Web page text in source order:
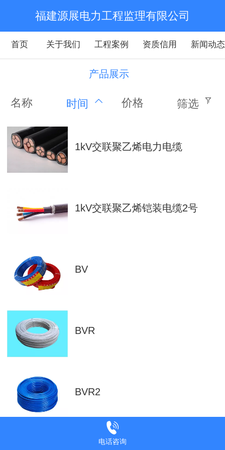
福建源展电力工程监理有限公司
首页 关于我们 工程案例 资质信用 新闻动态
产品展示
名称 时间 价格 筛选
1kV交联聚乙烯电力电缆
1kV交联聚乙烯铠装电缆2号
BV
BVR
BVR2
电话咨询